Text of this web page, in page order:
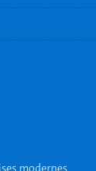
modernes